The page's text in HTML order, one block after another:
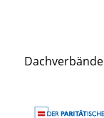
Dachverbände